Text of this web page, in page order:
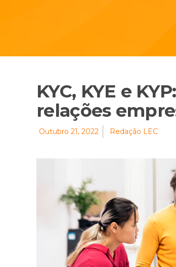
KYC, KYE e
relações
Outubro 21, 2022 Redação LEC